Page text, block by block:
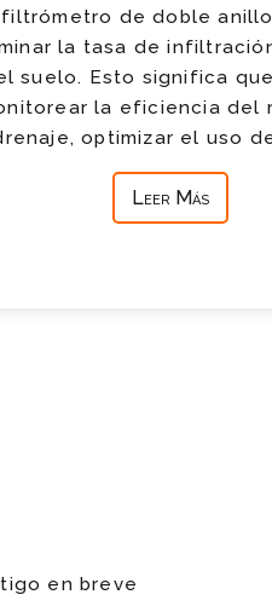
de doble
la tasa de
suelo. Esto significa
la eficiencia del
optimizar el uso
Leer Más
en breve